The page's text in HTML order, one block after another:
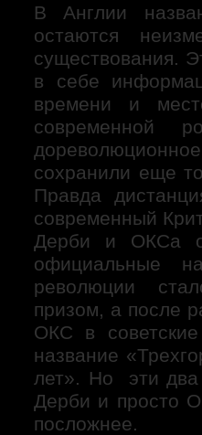
В Англии
остаются
существования.
в себе
времени и
современной
сохранили еще
Правда
современный
Дерби и ОКСа
официальные
революции
призом, а после
ОКС в
название
лет». Но эти два
Дерби и просто
посложнее.